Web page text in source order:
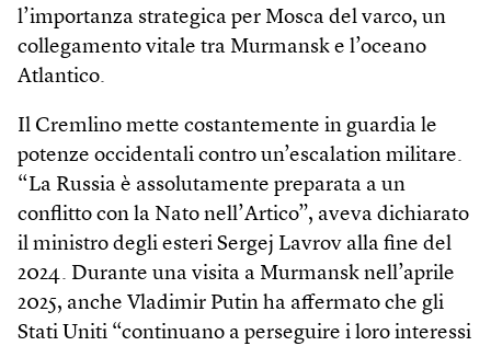
l’importanza strategica per Mosca del varco, un
collegamento vitale tra Murmansk e l’oceano
Atlantico.
Il Cremlino mette costantemente in guardia le
potenze occidentali contro un’escalation militare.
“La Russia è assolutamente preparata a un
conflitto con la Nato nell’Artico”, aveva dichiarato
il ministro degli esteri Sergej Lavrov alla fine del
2024. Durante una visita a Murmansk nell’aprile
2025, anche Vladimir Putin ha affermato che gli
Stati Uniti “continuano a perseguire i loro interessi